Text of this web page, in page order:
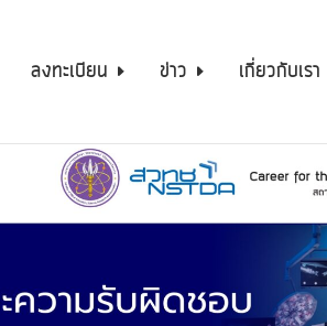
ลงทะเบียน ข่าว เกี่ยวกับเรา